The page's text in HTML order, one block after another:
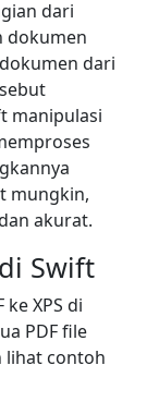
dari
dokumen
dari
manipulasi
mungkin,
akurat.
Swift
XPS di
PDF file
lihat contoh